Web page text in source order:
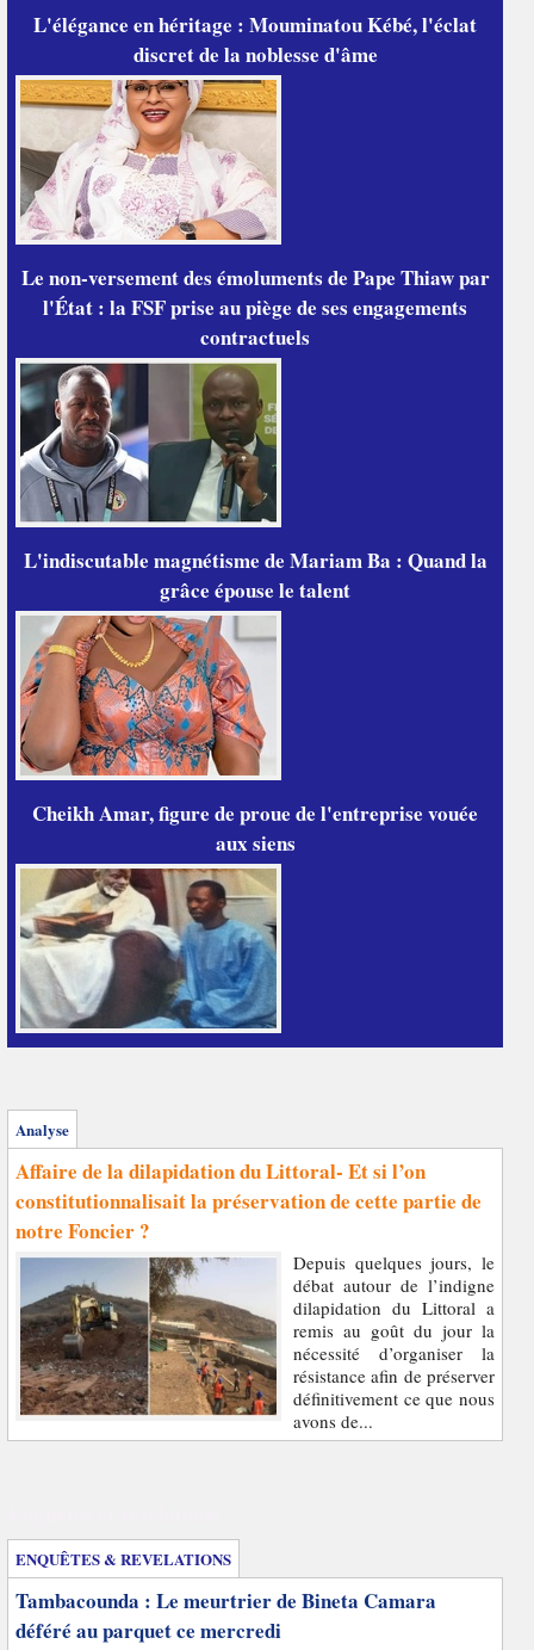
L'élégance en héritage : Mouminatou Kébé, l'éclat
discret de la noblesse d'âme
Le non-versement des émoluments de Pape Thiaw par
l'État : la FSF prise au piège de ses engagements
contractuels
L'indiscutable magnétisme de Mariam Ba : Quand la
grâce épouse le talent
Cheikh Amar, figure de proue de l'entreprise vouée
aux siens
Analyse
Affaire de la dilapidation du Littoral- Et si l’on
constitutionnalisait la préservation de cette partie de
notre Foncier ?
Depuis quelques jours, le
débat autour de l’indigne
dilapidation du Littoral a
remis au goût du jour la
nécessité d’organiser la
résistance afin de préserver
définitivement ce que nous
avons de...
ENQUÊTES & REVELATIONS
Tambacounda : Le meurtrier de Bineta Camara
déféré au parquet ce mercredi